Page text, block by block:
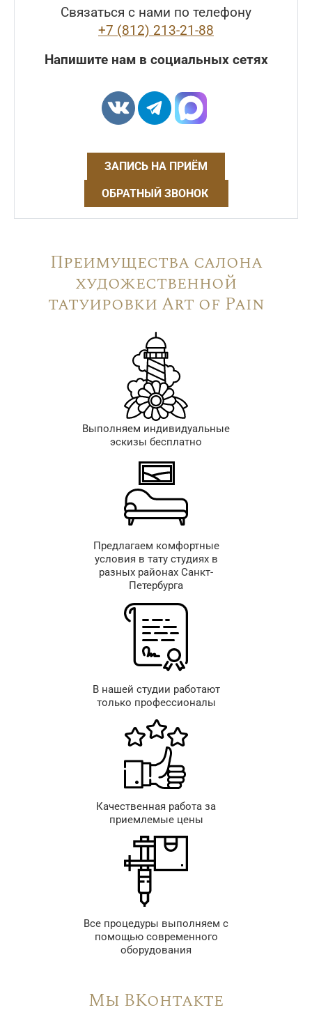
Связаться с нами по телефону
+7 (812) 213-21-88
Напишите нам в социальных сетях
ЗАПИСЬ НА ПРИЁМ
ОБРАТНЫЙ ЗВОНОК
Преимущества салона
художественной
татуировки Art of Pain
Выполняем индивидуальные
эскизы бесплатно
Предлагаем комфортные
условия в тату студиях в
разных районах Санкт-
Петербурга
В нашей студии работают
только профессионалы
Качественная работа за
приемлемые цены
Все процедуры выполняем с
помощью современного
оборудования
Мы ВКонтакте